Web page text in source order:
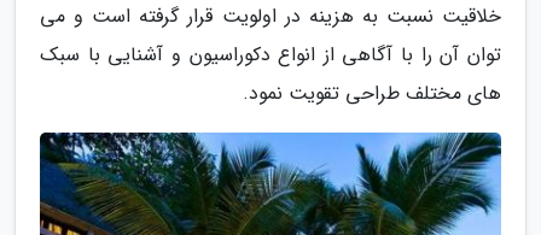
خلاقیت نسبت به هزینه در اولویت قرار گرفته است و می
توان آن را با آگاهی از انواع دکوراسیون و آشنایی با سبک
های مختلف طراحی تقویت نمود.